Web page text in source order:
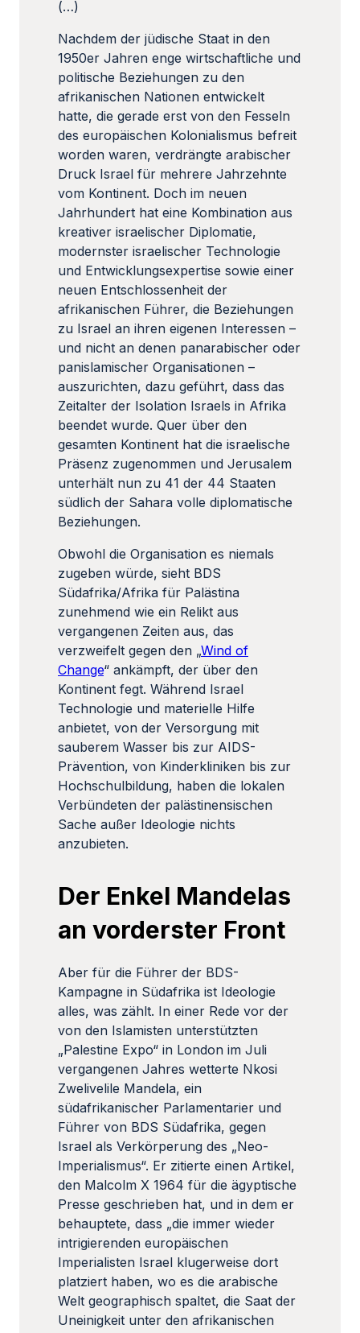
(…)
Nachdem der jüdische Staat in den
1950er Jahren enge wirtschaftliche und
politische Beziehungen zu den
afrikanischen Nationen entwickelt
hatte, die gerade erst von den Fesseln
des europäischen Kolonialismus befreit
worden waren, verdrängte arabischer
Druck Israel für mehrere Jahrzehnte
vom Kontinent. Doch im neuen
Jahrhundert hat eine Kombination aus
kreativer israelischer Diplomatie,
modernster israelischer Technologie
und Entwicklungsexpertise sowie einer
neuen Entschlossenheit der
afrikanischen Führer, die Beziehungen
zu Israel an ihren eigenen Interessen –
und nicht an denen panarabischer oder
panislamischer Organisationen –
auszurichten, dazu geführt, dass das
Zeitalter der Isolation Israels in Afrika
beendet wurde. Quer über den
gesamten Kontinent hat die israelische
Präsenz zugenommen und Jerusalem
unterhält nun zu 41 der 44 Staaten
südlich der Sahara volle diplomatische
Beziehungen.
Obwohl die Organisation es niemals
zugeben würde, sieht BDS
Südafrika/Afrika für Palästina
zunehmend wie ein Relikt aus
vergangenen Zeiten aus, das
verzweifelt gegen den „Wind of
Change“ ankämpft, der über den
Kontinent fegt. Während Israel
Technologie und materielle Hilfe
anbietet, von der Versorgung mit
sauberem Wasser bis zur AIDS-
Prävention, von Kinderkliniken bis zur
Hochschulbildung, haben die lokalen
Verbündeten der palästinensischen
Sache außer Ideologie nichts
anzubieten.
Der Enkel Mandelas
an vorderster Front
Aber für die Führer der BDS-
Kampagne in Südafrika ist Ideologie
alles, was zählt. In einer Rede vor der
von den Islamisten unterstützten
„Palestine Expo“ in London im Juli
vergangenen Jahres wetterte Nkosi
Zwelivelile Mandela, ein
südafrikanischer Parlamentarier und
Führer von BDS Südafrika, gegen
Israel als Verkörperung des „Neo-
Imperialismus“. Er zitierte einen Artikel,
den Malcolm X 1964 für die ägyptische
Presse geschrieben hat, und in dem er
behauptete, dass „die immer wieder
intrigierenden europäischen
Imperialisten Israel klugerweise dort
platziert haben, wo es die arabische
Welt geographisch spaltet, die Saat der
Uneinigkeit unter den afrikanischen